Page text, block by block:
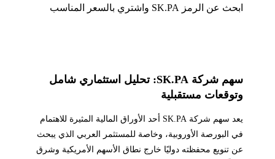
ابحث عن الرمز SK.PA واشتري بالسعر المناسب
سهم شركة SK.PA: تحليل استثماري شامل
وتوقعات مستقبلية
يعد سهم شركة SK.PA أحد الأوراق المالية المثيرة للاهتمام
في البورصة الأوروبية، وخاصة للمستثمر العربي الذي يبحث
عن تنويع محفظته دوليًا خارج نطاق الأسهم الأمريكية وشرق